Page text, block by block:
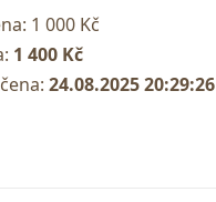
1 000 Kč
1 400 Kč
24.08.2025 20:29:26